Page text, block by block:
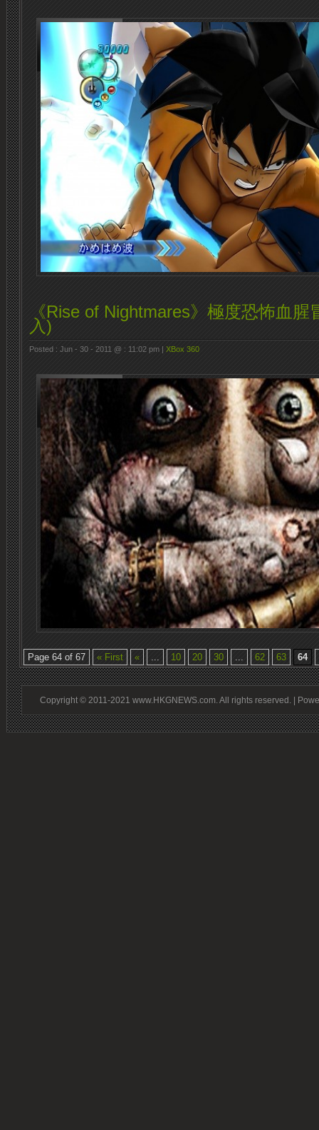
《Rise of Nightmares》極度恐怖血
入)
Posted : Jun - 30 - 2011 @ : 11:02 pm | XBox 360
Page 64 of 67 « First « ... 10 20 30 ... 62 63 64
Copyright © 2011-2021 www.HKGNEWS.com. All rights reserved. |